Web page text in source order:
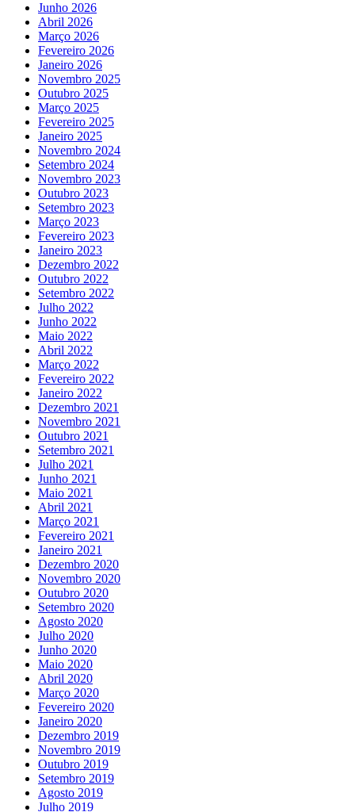
Junho 2026
Abril 2026
Março 2026
Fevereiro 2026
Janeiro 2026
Novembro 2025
Outubro 2025
Março 2025
Fevereiro 2025
Janeiro 2025
Novembro 2024
Setembro 2024
Novembro 2023
Outubro 2023
Setembro 2023
Março 2023
Fevereiro 2023
Janeiro 2023
Dezembro 2022
Outubro 2022
Setembro 2022
Julho 2022
Junho 2022
Maio 2022
Abril 2022
Março 2022
Fevereiro 2022
Janeiro 2022
Dezembro 2021
Novembro 2021
Outubro 2021
Setembro 2021
Julho 2021
Junho 2021
Maio 2021
Abril 2021
Março 2021
Fevereiro 2021
Janeiro 2021
Dezembro 2020
Novembro 2020
Outubro 2020
Setembro 2020
Agosto 2020
Julho 2020
Junho 2020
Maio 2020
Abril 2020
Março 2020
Fevereiro 2020
Janeiro 2020
Dezembro 2019
Novembro 2019
Outubro 2019
Setembro 2019
Agosto 2019
Julho 2019